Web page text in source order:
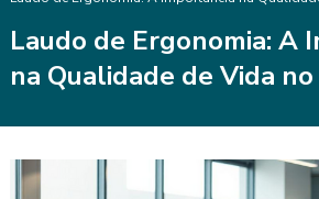
Laudo de Ergonomia: A
na Qualidade de Vida